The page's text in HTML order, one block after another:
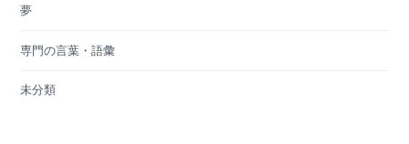
夢
専門の言葉・語彙
未分類